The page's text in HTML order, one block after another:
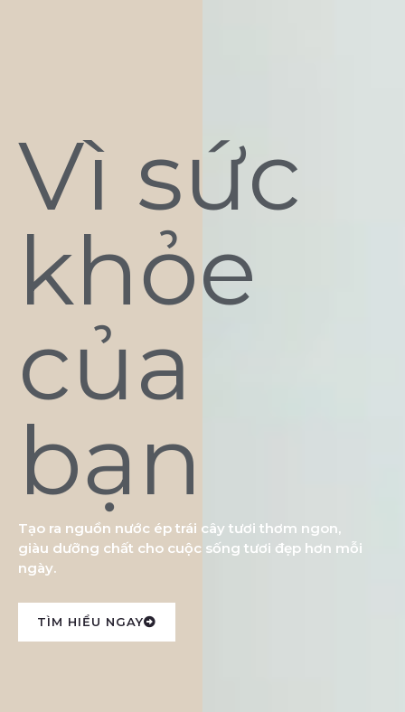
Vì sức
khỏe
của
bạn
Tạo ra nguồn nước ép trái cây tươi thơm ngon,
giàu dưỡng chất cho cuộc sống tươi đẹp hơn mỗi
ngày.
TÌM HIỂU NGAY